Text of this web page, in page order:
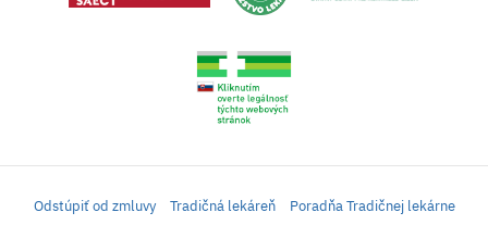
Odstúpiť od zmluvy Tradičná lekáreň Poradňa Tradičnej lekárne